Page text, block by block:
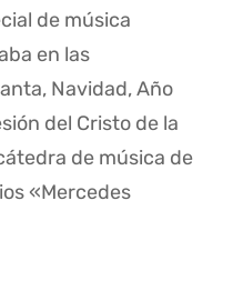
de música
en las
Navidad, Año
del Cristo de la
de música de
«Mercedes